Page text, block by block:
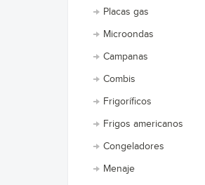
Placas gas
Microondas
Campanas
Combis
Frigoríficos
Frigos americanos
Congeladores
Menaje